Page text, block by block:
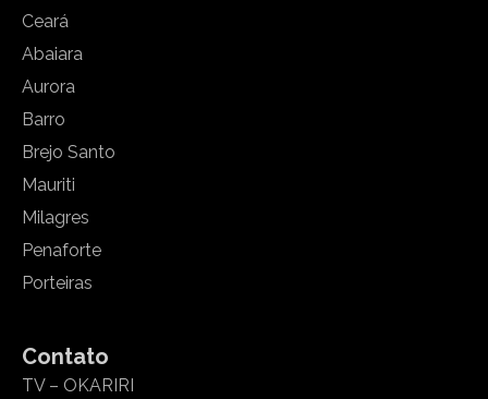
Ceará
Abaiara
Aurora
Barro
Brejo Santo
Mauriti
Milagres
Penaforte
Porteiras
Contato
TV – OKARIRI